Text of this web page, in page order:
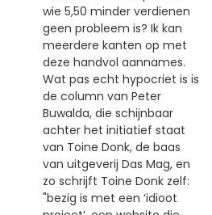
wie 5,50 minder verdienen
geen probleem is? Ik kan
meerdere kanten op met
deze handvol aannames.
Wat pas echt hypocriet is is
de column van Peter
Buwalda, die schijnbaar
achter het initiatief staat
van Toine Donk, de baas
van uitgeverij Das Mag, en
zo schrijft Toine Donk zelf:
"bezig is met een ‘idioot